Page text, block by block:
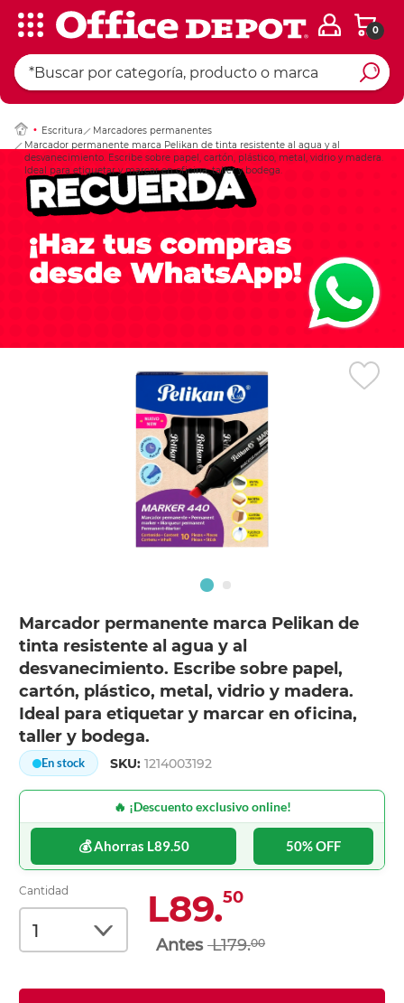
0
Escritura
Marcadores permanentes
Marcador permanente marca Pelikan de tinta resistente al agua y al
desvanecimiento. Escribe sobre papel, cartón, plástico, metal, vidrio y madera.
Ideal para etiquetar y marcar en oficina, taller y bodega.
Marcador permanente marca Pelikan de
tinta resistente al agua y al
desvanecimiento. Escribe sobre papel,
cartón, plástico, metal, vidrio y madera.
Ideal para etiquetar y marcar en oficina,
taller y bodega.
En stock SKU:1214003192
🔥 ¡Descuento exclusivo online!
💰 Ahorras L89.50 50% OFF
Cantidad L89.50
L179.00
Ingresar Codigo